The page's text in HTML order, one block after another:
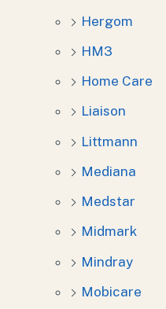
Hergom
HM3
Home Care
Liaison
Littmann
Mediana
Medstar
Midmark
Mindray
Mobicare